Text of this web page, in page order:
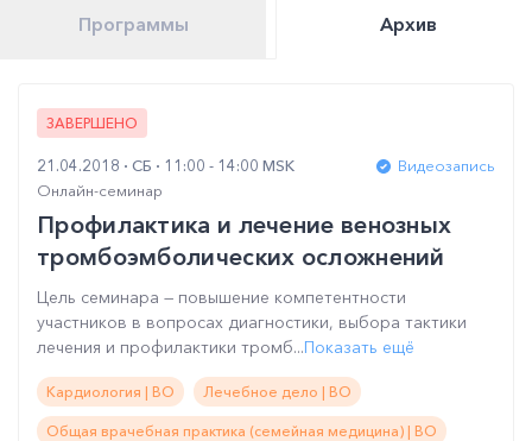
Программы Архив
ЗАВЕРШЕНО
21.04.2018 СБ 11:00 - 14:00 MSK
Видеозапись
Онлайн-семинар
Профилактика и лечение венозных
тромбоэмболических осложнений
Цель семинара — повышение компетентности
участников в вопросах диагностики, выбора тактики
лечения и профилактики тромб...Показать ещё
Кардиология | ВО Лечебное дело | ВО
Общая врачебная практика (семейная медицина) | ВО